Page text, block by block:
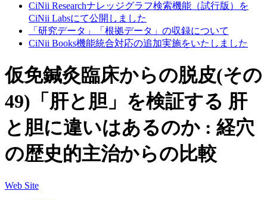
CiNii Researchナレッジグラフ検索機能（試行版）を
CiNii Labsにて公開しました
「研究データ」「根拠データ」の収録について
CiNii Books機能統合対応の追加実施をいたしました
仮免鍼灸臨床からの脱皮(その
49)「肝と胆」を検証する 肝
と胆に違いはあるのか : 経穴
の歴史的主治からの比較
Web Site